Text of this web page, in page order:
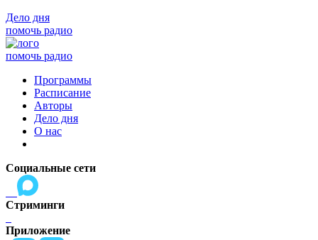
Дело дня
помочь радио
помочь радио
Программы
Расписание
Авторы
Дело дня
О нас
Социальные сети
Стриминги
Приложение